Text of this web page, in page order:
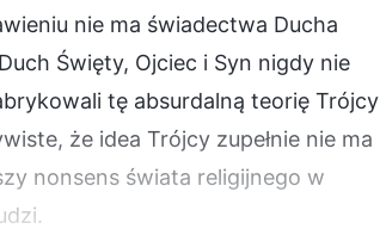
nie ma świadectwa Ducha
Święty, Ojciec i Syn nigdy nie
tę absurdalną teorię Trójcy
że idea Trójcy zupełnie nie ma
nonsens świata religijnego w